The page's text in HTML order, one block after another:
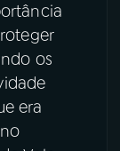
os
era